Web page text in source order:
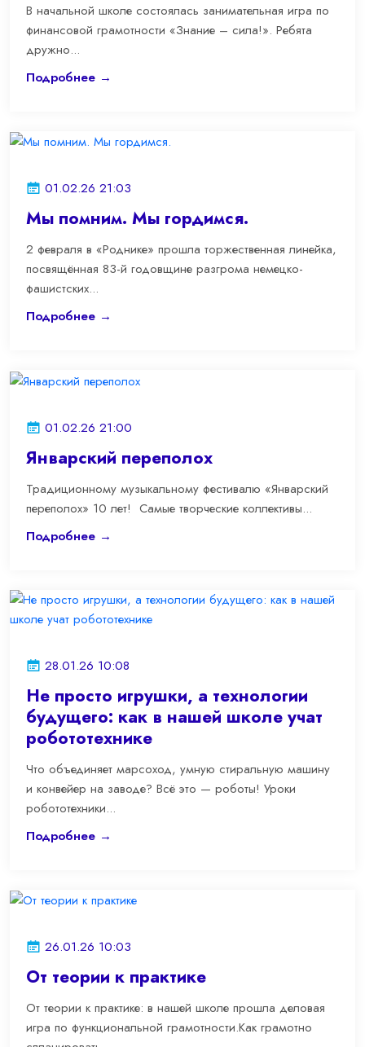
В начальной школе состоялась занимательная игра по
финансовой грамотности «Знание – сила!». Ребята
дружно...
Подробнее →
01.02.26 21:03
Мы помним. Мы гордимся.
2 февраля в «Роднике» прошла торжественная линейка,
посвящённая 83-й годовщине разгрома немецко-
фашистских...
Подробнее →
01.02.26 21:00
Январский переполох
Традиционному музыкальному фестивалю «Январский
переполох» 10 лет! Самые творческие коллективы...
Подробнее →
28.01.26 10:08
Не просто игрушки, а технологии
будущего: как в нашей школе учат
робототехнике
Что объединяет марсоход, умную стиральную машину
и конвейер на заводе? Всё это — роботы! Уроки
робототехники...
Подробнее →
26.01.26 10:03
От теории к практике
От теории к практике: в нашей школе прошла деловая
игра по функциональной грамотности.Как грамотно